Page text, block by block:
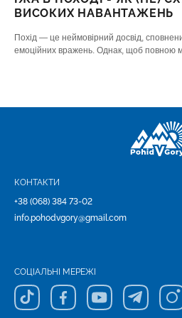
ВИСОКИХ НАВАНТАЖЕНЬ
Похід — це неймовірний досвід,
емоційних вражень. Однак, щоб повною
КОНТАКТИ
+38 (068) 384 73-02
info.pohodvgory@gmail.com
СОЦІАЛЬНІ МЕРЕЖІ